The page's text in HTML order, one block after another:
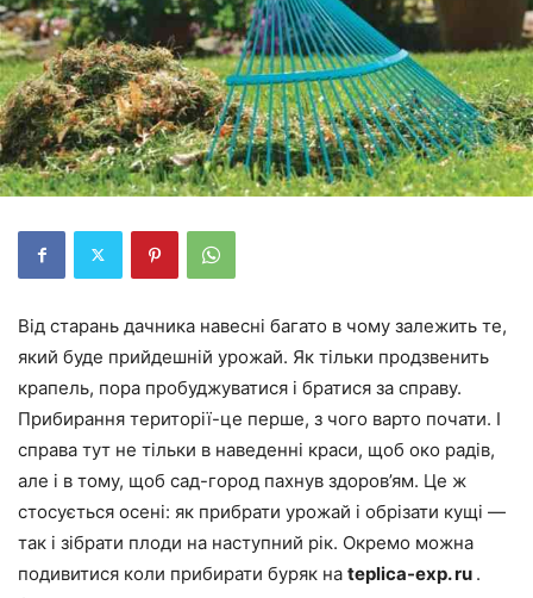
Від старань дачника навесні багато в чому залежить те,
який буде прийдешній урожай. Як тільки продзвенить
крапель, пора пробуджуватися і братися за справу.
Прибирання території-це перше, з чого варто почати. І
справа тут не тільки в наведенні краси, щоб око радів,
але і в тому, щоб сад-город пахнув здоров’ям. Це ж
стосується осені: як прибрати урожай і обрізати кущі —
так і зібрати плоди на наступний рік. Окремо можна
подивитися коли прибирати буряк на teplica-exp.ru .